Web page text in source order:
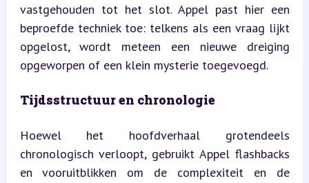
vastgehouden tot het slot. Appel past hier een
beproefde techniek toe: telkens als een vraag lijkt
opgelost, wordt meteen een nieuwe dreiging
opgeworpen of een klein mysterie toegevoegd.
Tijdsstructuur en chronologie
Hoewel het hoofdverhaal grotendeels
chronologisch verloopt, gebruikt Appel flashbacks
en vooruitblikken om de complexiteit en de